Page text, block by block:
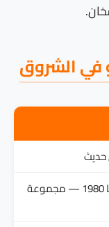
في الشروق
مصر — قويسنا 1980 — مجموعة